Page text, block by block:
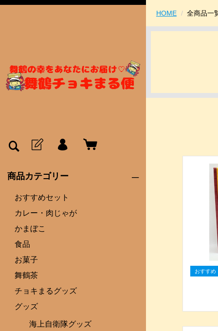
商品カテゴリー
おすすめセット
カレー・肉じゃが
かまぼこ
食品
お菓子
舞鶴茶
チョキまるグッズ
グッズ
海上自衛隊グッズ
HOME 全商品一